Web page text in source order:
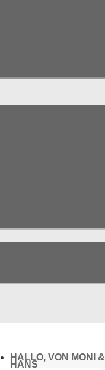
HALLO, VON MONI &
HANS